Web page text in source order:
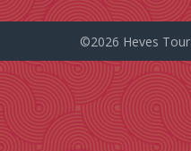
©2026 Heves Tour